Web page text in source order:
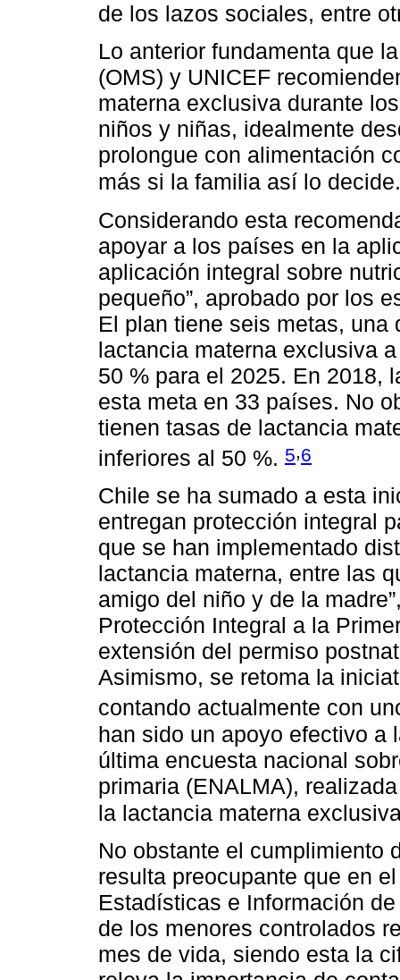
de los lazos sociales, entre
Lo anterior fundamenta que
(OMS) y UNICEF
materna exclusiva durante
niños y niñas, idealmente
prolongue con alimentación
más si la familia así lo
Considerando esta
apoyar a los países en la
aplicación integral sobre
pequeño”, aprobado por los
El plan tiene seis metas,
lactancia materna exclusiva
50 % para el 2025. En 2018,
esta meta en 33 países. No
tienen tasas de lactancia
inferiores al 50 %. 5,6
Chile se ha sumado a esta
entregan protección integral
que se han implementado
lactancia materna, entre las
amigo del niño y de la
Protección Integral a la
extensión del permiso
Asimismo, se retoma la
contando actualmente con
han sido un apoyo efectivo a
última encuesta nacional
primaria (ENALMA),
la lactancia materna
No obstante el cumplimiento
resulta preocupante que en
Estadísticas e Información
de los menores controlados
mes de vida, siendo esta la